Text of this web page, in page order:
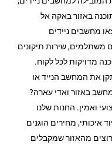
באזור באקה אל
מחשבים ניידים
משתלמים, שירות תיקונים
מדויקות לכל לקוח.
את המחשב הנייד או
מחשב באזור ואדי עארה?
ואמין. החנות שלנו
איכותי, מחירים הוגנים
מהאזור שמקבלים